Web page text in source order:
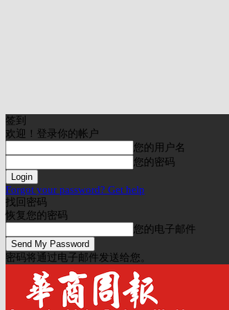
签到
欢迎！登录你的帐户
您的用户名
您的密码
Forgot your password? Get help
找回密码
恢复您的密码
您的电子邮件
密码将通过电子邮件发送给您。